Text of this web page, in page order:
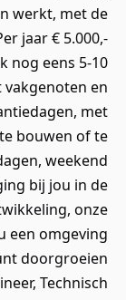
werkt, met de
jaar € 5.000,-
nog eens 5-10
vakgenoten en
met
bouwen of te
weekend
bij jou in de
onze
een omgeving
doorgroeien
Technisch